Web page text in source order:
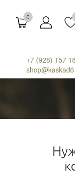
0
+7 (928) 157